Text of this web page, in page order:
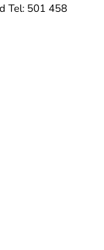
Tel: 501 458